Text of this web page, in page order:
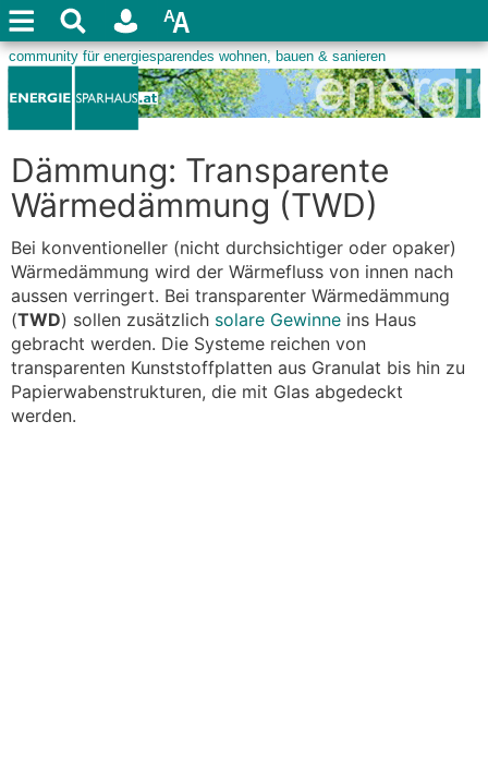
Dämmung: Transparente
Wärmedämmung (TWD)
Bei konventioneller (nicht durchsichtiger oder opaker)
Wärmedämmung wird der Wärmefluss von innen nach
aussen verringert. Bei transparenter Wärmedämmung
(TWD) sollen zusätzlich solare Gewinne ins Haus
gebracht werden. Die Systeme reichen von
transparenten Kunststoffplatten aus Granulat bis hin zu
Papierwabenstrukturen, die mit Glas abgedeckt
werden.